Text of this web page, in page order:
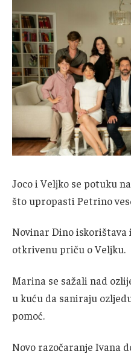
Joco i Veljko se potuku
što upropasti Petrino
Novinar Dino iskorištava
otkrivenu priču o Veljku.
Marina se sažali nad
u kuću da saniraju
pomoć.
Novo razočaranje Ivana